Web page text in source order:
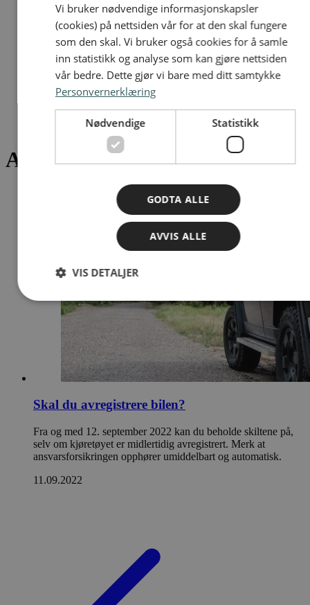
Artikler
Skal du avregistrere bilen?
Fra og med 12. september 2022 kan du beholde skiltene på,
selv om kjøretøyet er midlertidig avregistrert. Merk at
ansvarsforsikringen opphører umiddelbart og automatisk.
11.09.2022
Vi bruker nødvendige informasjonskapsler
(cookies) på nettsiden vår for at den skal fungere
som den skal. Vi bruker også cookies for å samle
inn statistikk og analyse som kan gjøre nettsiden
vår bedre. Dette gjør vi bare med ditt samtykke
Personvernerklæring
Nødvendige Statistikk
GODTA ALLE
AVVIS ALLE
VIS DETALJER